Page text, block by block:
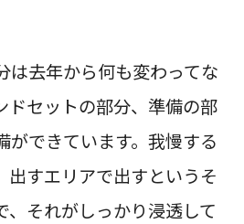
は去年から何も変わってな
ドセットの部分、準備の部
ができています。我慢する
出すエリアで出すというそ
、それがしっかり浸透して